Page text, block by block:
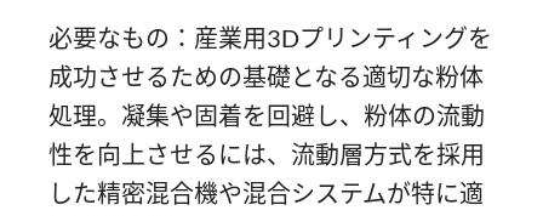
必要なもの：産業用3Dプリンティングを
成功させるための基礎となる適切な粉体
処理。凝集や固着を回避し、粉体の流動
性を向上させるには、流動層方式を採用
した精密混合機や混合システムが特に適